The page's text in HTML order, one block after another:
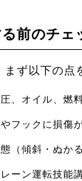
前のチェ
ず以下の点
、オイル、燃
フックに損傷
態（傾斜・ぬか
ーン運転技能